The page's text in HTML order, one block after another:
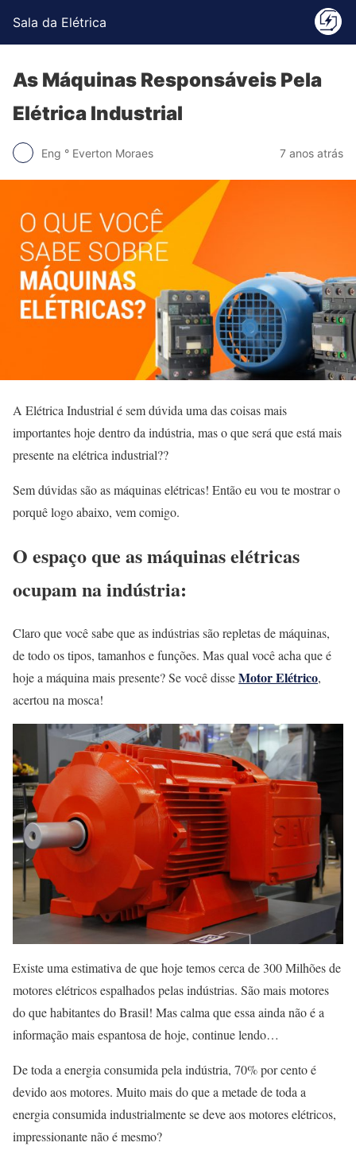
Sala da Elétrica
As Máquinas Responsáveis Pela
Elétrica Industrial
Eng ° Everton Moraes 7 anos atrás
A Elétrica Industrial é sem dúvida uma das coisas mais
importantes hoje dentro da indústria, mas o que será que está mais
presente na elétrica industrial??
Sem dúvidas são as máquinas elétricas! Então eu vou te mostrar o
porquê logo abaixo, vem comigo.
O espaço que as máquinas elétricas
ocupam na indústria:
Claro que você sabe que as indústrias são repletas de máquinas,
de todo os tipos, tamanhos e funções. Mas qual você acha que é
hoje a máquina mais presente? Se você disseMotor Elétrico,
acertou na mosca!
Existe uma estimativa de que hoje temos cerca de 300 Milhões de
motores elétricos espalhados pelas indústrias. São mais motores
do que habitantes do Brasil! Mas calma que essa ainda não é a
informação mais espantosa de hoje, continue lendo…
De toda a energia consumida pela indústria, 70% por cento é
devido aos motores. Muito mais do que a metade de toda a
energia consumida industrialmente se deve aos motores elétricos,
impressionante não é mesmo?